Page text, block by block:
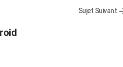
Sujet Suivant